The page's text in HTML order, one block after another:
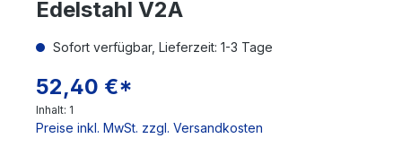
Edelstahl V2A
Sofort verfügbar, Lieferzeit: 1-3 Tage
52,40 €*
Inhalt: 1
Preise inkl. MwSt. zzgl. Versandkosten